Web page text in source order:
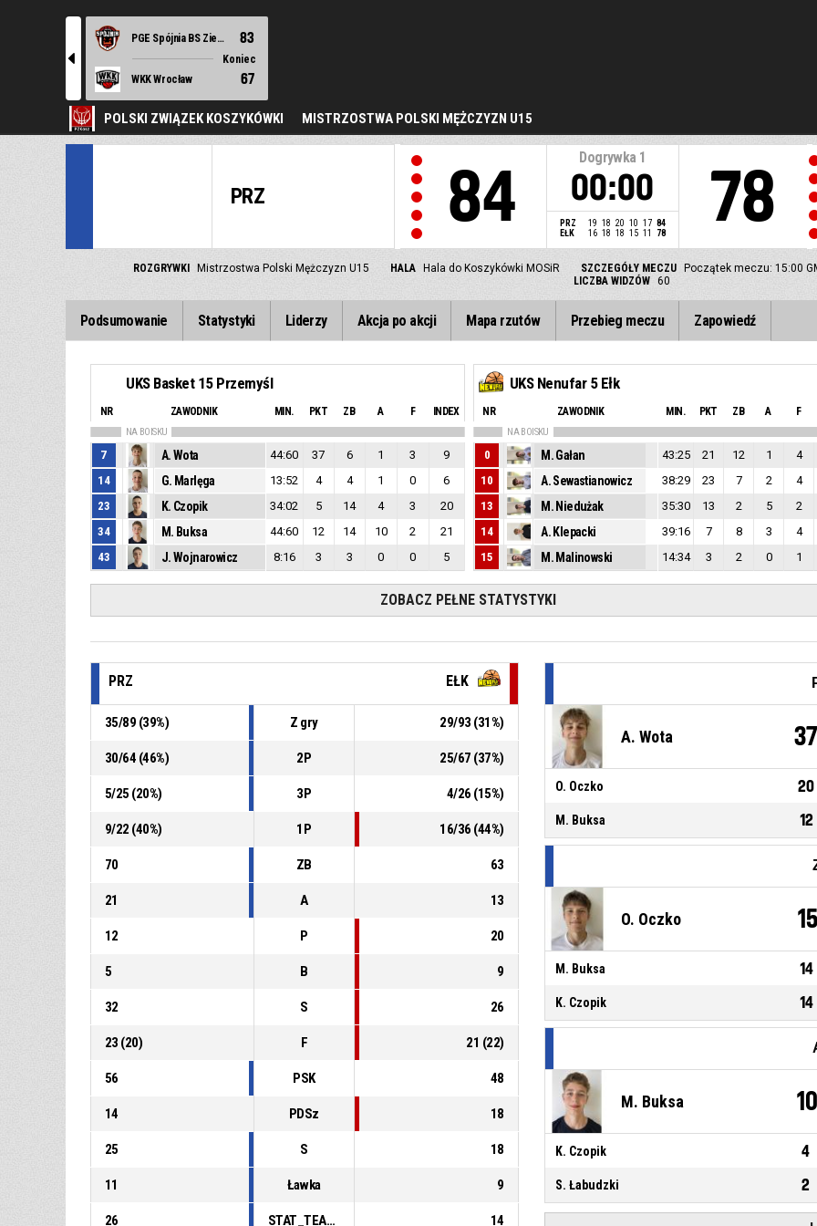
l
PGE Spójnia BS Ziemi Szczecińskiej Stargard 83
Koniec
WKK Wrocław
67
POLSKI ZWIĄZEK KOSZYKÓWKI MISTRZOSTWA POLSKI MĘŻCZYZN U15
PRZ 84
Dogrywka 1
00:00
PRZ 19 18 20 10 17 84
EŁK
16 18 18 15 11 78 78
ROZGRYWKI Mistrzostwa Polski Mężczyzn U15 HALA Hala do Koszykówki MOSiR SZCZEGÓŁY MECZU Początek meczu: 15:00
LICZBA WIDZÓW 60
Podsumowanie Statystyki Liderzy Akcja po akcji Mapa rzutów Przebieg meczu Zapowiedź
UKS Basket 15 Przemyśl
NR ZAWODNIK MIN. PKT ZB A F INDEX
NA BOISKU
7 A. Wota 44:60 37 6 1 3
9
14
G. Marlęga 13:52 4 4 1 0
6
23
K. Czopik 34:02 5 14 4 3
20
34
M. Buksa 44:60 12 14 10 2
21
43
J. Wojnarowicz 8:16 3 3 0 0 5
UKS Nenufar 5 Ełk
NR ZAWODNIK MIN. PKT ZB A F
NA BOISKU
0 M. Gałan 43:25 21 12 1 4
10
A. Sewastianowicz 38:29 23 7 2 4
13
M. Niedużak 35:30 13 2 5 2
14
A. Klepacki 39:16 7 8 3 4
15
M. Malinowski 14:34 3 2 0 1
ZOBACZ PEŁNE STATYSTYKI
PRZ EŁK
35/89 (39%) Z gry 29/93 (31%)
30/64 (46%) 2P 25/67 (37%)
5/25 (20%) 3P 4/26 (15%)
9/22 (40%) 1P 16/36 (44%)
70 ZB 63
21 A 13
12 P 20
5 B 9
32 S 26
23 (20) F 21 (22)
56 PSK 48
14 PDSz 18
25 S 18
11 Ławka 9
26 STAT_TEAMMATCH_BASKETBALL_sPointsFastBreak_ABBREV 14
A. Wota 37
O. Oczko 20
M. Buksa 12
O. Oczko 15
M. Buksa 14
K. Czopik 14
M. Buksa 10
K. Czopik 4
S. Łabudzki 2